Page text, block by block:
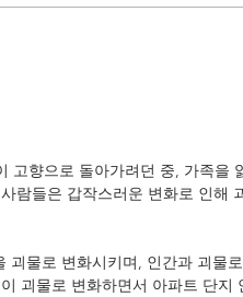
고향으로 돌아가려던 중, 가족을
람들은 갑작스러운 변화로 인해
괴물로 변화시키며, 인간과 괴물
괴물로 변화하면서 아파트 단지